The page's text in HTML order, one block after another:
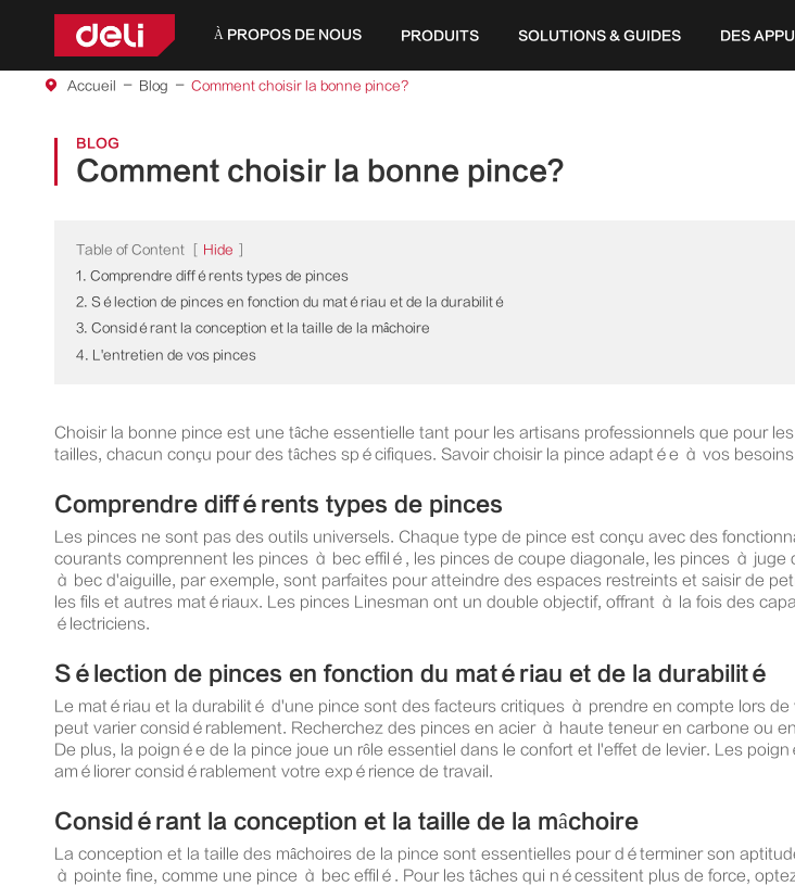
À PROPOS DE NOUS PRODUITS SOLUTIONS & GUIDES DES
Accueil Blog Comment choisir la bonne pince?
BLOG
Comment choisir la bonne pince?
Table of Content Hide
1. Comprendre différents types de pinces
2. Sélection de pinces en fonction du matériau et de la durabilité
3. Considérant la conception et la taille de la mâchoire
4. L'entretien de vos pinces
Choisir la bonne pince est une tâche essentielle tant pour les artisans professionnels que pour
tailles, chacun conçu pour des tâches spécifiques. Savoir choisir la pince adaptée à vos
Comprendre différents types de pinces
Les pinces ne sont pas des outils universels. Chaque type de pince est conçu avec des
courants comprennent les pinces à bec effilé, les pinces de coupe diagonale, les pinces à
à bec d'aiguille, par exemple, sont parfaites pour atteindre des espaces restreints et saisir de
les fils et autres matériaux. Les pinces Linesman ont un double objectif, offrant à la fois des
électriciens.
Sélection de pinces en fonction du matériau et de la durabilité
Le matériau et la durabilité d'une pince sont des facteurs critiques à prendre en compte lors
peut varier considérablement. Recherchez des pinces en acier à haute teneur en carbone
De plus, la poignée de la pince joue un rôle essentiel dans le confort et l'effet de levier. Les
améliorer considérablement votre expérience de travail.
Considérant la conception et la taille de la mâchoire
La conception et la taille des mâchoires de la pince sont essentielles pour déterminer son
à pointe fine, comme une pince à bec effilé. Pour les tâches qui nécessitent plus de force,